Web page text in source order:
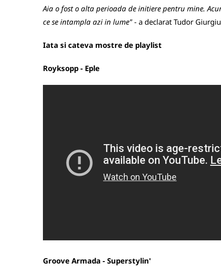
Aia o fost o alta perioada de initiere pentru mine.
ce se intampla azi in lume" - a declarat Tudor
Iata si cateva mostre de playlist
Royksopp - Eple
Groove Armada - Superstylin'